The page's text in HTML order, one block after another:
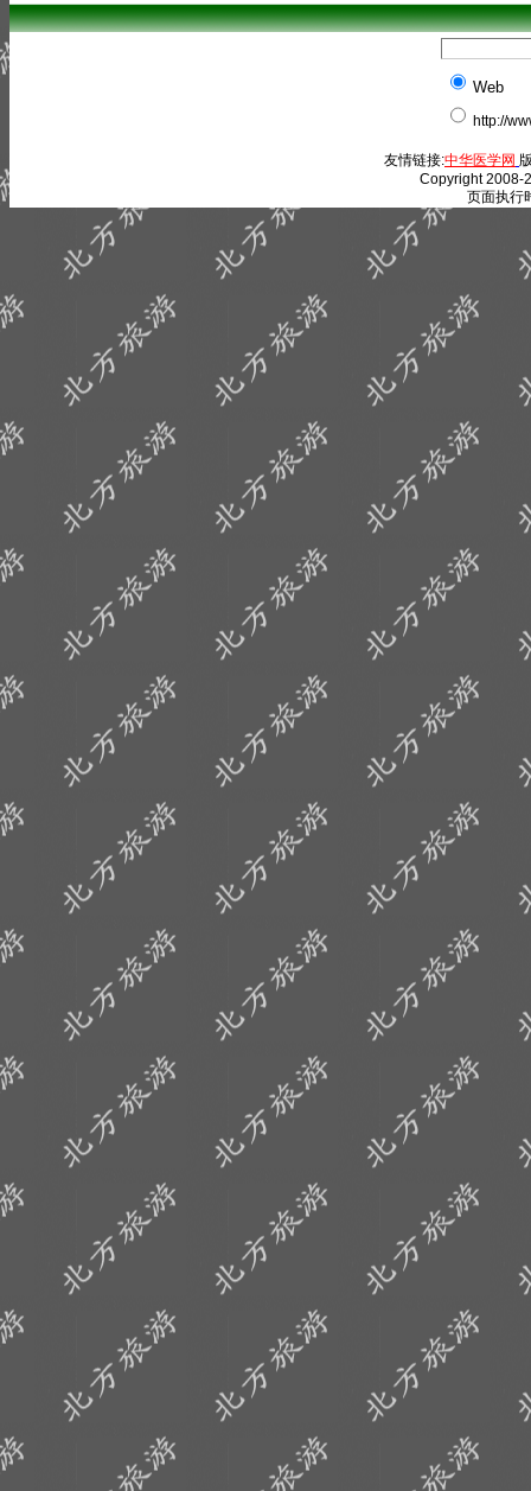
Web
http://
友情链接:中华医学网
Copyright 2008-
页面执行